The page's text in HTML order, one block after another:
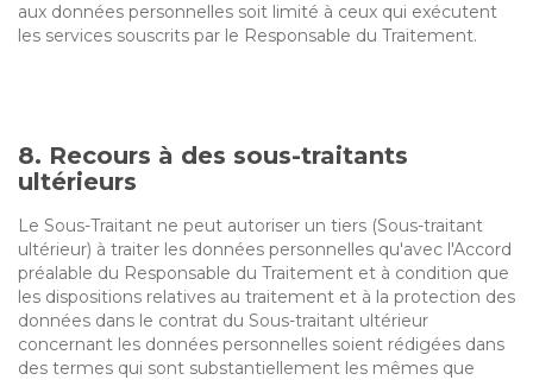
aux données personnelles soit limité à ceux qui exécutent
les services souscrits par le Responsable du Traitement.
8. Recours à des sous-traitants
ultérieurs
Le Sous-Traitant ne peut autoriser un tiers (Sous-traitant
ultérieur) à traiter les données personnelles qu'avec l'Accord
préalable du Responsable du Traitement et à condition que
les dispositions relatives au traitement et à la protection des
données dans le contrat du Sous-traitant ultérieur
concernant les données personnelles soient rédigées dans
des termes qui sont substantiellement les mêmes que